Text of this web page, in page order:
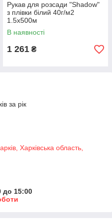
Рукав для розсади "Shadow"
з плівки білий 40г/м2
1.5х500м
В наявності
1 261 ₴
за рік
Харківська область,
до 15:00